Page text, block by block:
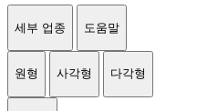
세부 업종 도움말
원형 사각형 다각형